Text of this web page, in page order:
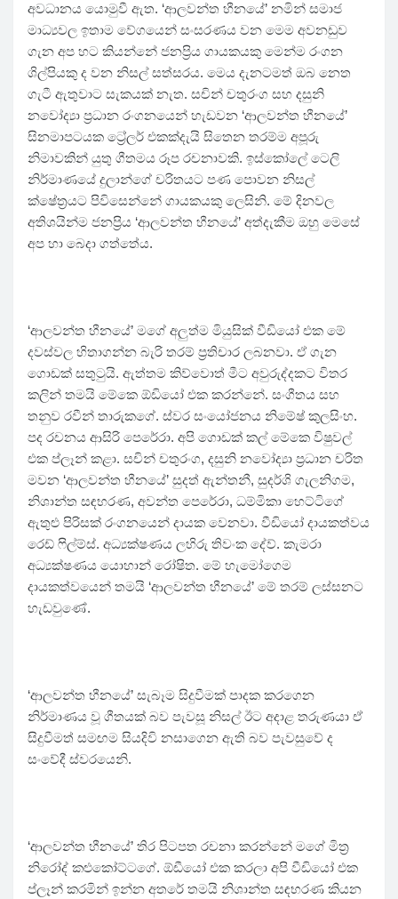
අවධානය යොමුවී ඇත. ‘ආලවන්ත හීනයේ’ නමින් සමාජ
මාධ්‍යවල ඉතාම වේගයෙන් සංසරණය වන මෙම අවනඩුව
ගැන අප හට කියන්නේ ජනප්‍රිය ගායකයකු මෙන්ම රංගන
ශිල්පියකු ද වන නිසල් සත්සරය. මෙය දැනටමත් ඔබ නෙත
ගැටී ඇතුවාට සැකයක් නැත. සචින් චතුරංග සහ දසුනි
නවෝද්‍යා ප්‍රධාන රංගනයෙන් හැඩවන ‘ආලවන්ත හීනයේ’
සිනමාපටයක ට්‍රේලර් එකක්දැයි සිතෙන තරම්ම අපූරු
නිමාවකින් යුතු ගීතමය රූප රචනාවකි. ඉස්කෝලේ ටෙලි
නිර්මාණයේ දුලාන්ගේ චරිතයට පණ පොවන නිසල්
ක්ෂේත්‍ර‍යට පිවිසෙන්නේ ගායකයකු ලෙසිනි. මේ දිනවල
අතිශයින්ම ජනප්‍රිය ‘ආලවන්ත හීනයේ’ අත්දැකීම ඔහු මෙසේ
අප හා බෙදා ගත්තේය.
‘ආලවන්ත හීනයේ’ මගේ අලුත්ම මියුසික් වීඩියෝ එක මේ
දවස්වල හිතාගන්න බැරි තරම් ප්‍රතිචාර ලබනවා. ඒ ගැන
ගොඩක් සතුටුයි. ඇත්තම කිව්වොත් මීට අවුරුද්දකට විතර
කලින් තමයි මේකෙ ඕඩියෝ එක කරන්නේ. සංගීතය සහ
තනුව රවීන් තාරුකගේ. ස්වර සංයෝජනය නිමේෂ් කුලසිංහ.
පද රචනය ආසිරි පෙරේරා. අපි ගොඩක් කල් මේකෙ විෂුවල්
එක ප්ලෑන් කළා. සචින් චතුරංග, දසුනි නවෝද්‍යා ප්‍රධාන චරිත
මවන ‘ආලවන්ත හීනයේ’ සුදත් ඇන්තනී, සුදර්ශි ගැලනිගම,
නිශාන්ත සඳභරණ, අවන්ත පෙරේරා, ධම්මිකා හෙට්ටිගේ
ඇතුළු පිරිසක් රංගනයෙන් දායක වෙනවා. වීඩියෝ දායකත්වය
රෙඩ් ෆිල්ම්ස්. අධ්‍යක්ෂණය ලහිරු තිවංක දේව්. කැමරා
අධ්‍යක්ෂණය යොහාන් රෝෂිත. මේ හැමෝගෙම
දායකත්වයෙන් තමයි ‘ආලවන්ත හීනයේ’ මේ තරම් ලස්සනට
හැඩවුණේ.
‘ආලවන්ත හීනයේ’ සැබෑම සිදුවීමක් පාදක කරගෙන
නිර්මාණය වූ ගීතයක් බව පැවසූ නිසල් ඊට අදාළ තරුණයා ඒ
සිදුවීමත් සමඟම සියදිවි නසාගෙන ඇති බව පැවසුවේ ද
සංවේදී ස්වරයෙනි.
‘ආලවන්ත හීනයේ’ තිර පිටපත රචනා කරන්නේ මගේ මිත්‍ර
නිරෝද් කළුකෝට්ටගේ. ඕඩීයෝ එක කරලා අපි වීඩියෝ එක
ප්ලෑන් කරමින් ඉන්න අතරේ තමයි නිශාන්ත සඳභරණ කියන